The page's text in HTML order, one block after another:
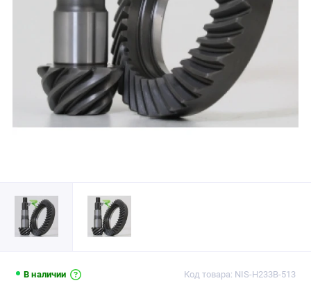
В наличии Код товара: NIS-H233B-513